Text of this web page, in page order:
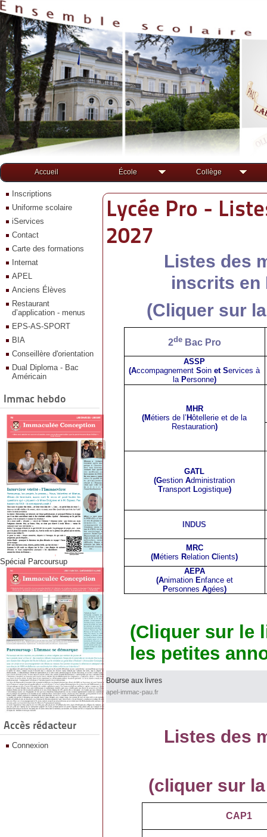
Accueil École Collège
Inscriptions
Uniforme scolaire
iServices
Contact
Carte des formations
Internat
APEL
Anciens Élèves
Restaurant
d’application - menus
EPS-AS-SPORT
BIA
Conseillère d'orientation
Dual Diploma - Bac
Américain
Immac hebdo
Spécial Parcoursup
Accès rédacteur
Connexion
Lycée Pro -
2027
Listes des
inscrits en
(Cliquer sur
2deBac Pro
ASSP
(Accompagnement Soin et Services à
laPersonne)
MHR
(Métiers de l’ Hôtellerie et de la
Restauration)
GATL
(Gestion Administration
TransportLogistique)
INDUS
MRC
(Métiers Relation C lients)
AEPA
(AnimationEnfance et
Personnes Agées)
(Cliquer sur le
les petites
Bourse aux livres
apel-immac-pau.fr
Listes des
(cliquer sur
CAP1